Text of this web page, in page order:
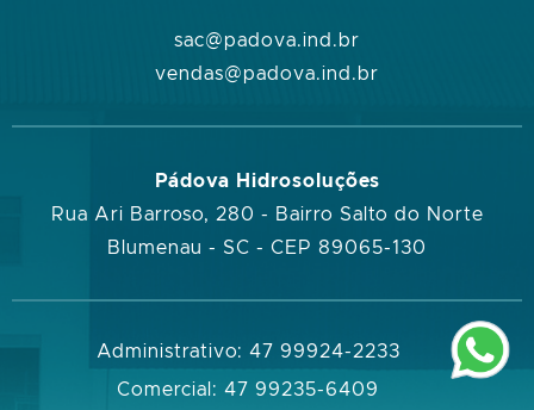
sac@padova.ind.br
vendas@padova.ind.br
Pádova Hidrosoluções
Rua Ari Barroso, 280 - Bairro Salto do Norte
Blumenau - SC - CEP 89065-130
Administrativo: 47 99924-2233
Comercial: 47 99235-6409